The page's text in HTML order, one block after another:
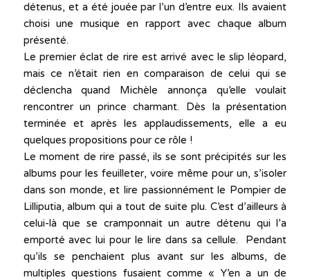
détenus, et a été jouée par l’un d’entre eux. Ils avaient
choisi une musique en rapport avec chaque album
présenté.
Le premier éclat de rire est arrivé avec le slip léopard,
mais ce n’était rien en comparaison de celui qui se
déclencha quand Michèle annonça qu’elle voulait
rencontrer un prince charmant. Dès la présentation
terminée et après les applaudissements, elle a eu
quelques propositions pour ce rôle !
Le moment de rire passé, ils se sont précipités sur les
albums pour les feuilleter, voire même pour un, s’isoler
dans son monde, et lire passionnément le Pompier de
Lilliputia, album qui a tout de suite plu. C’est d’ailleurs à
celui-là que se cramponnait un autre détenu qui l’a
emporté avec lui pour le lire dans sa cellule. Pendant
qu’ils se penchaient plus avant sur les albums, de
multiples questions fusaient comme « Y’en a un de